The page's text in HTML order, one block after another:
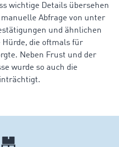
wichtige Details übersehen
Abfrage von unter
und ähnlichen
Hürde, die oftmals für
Neben Frust und der
wurde so auch die